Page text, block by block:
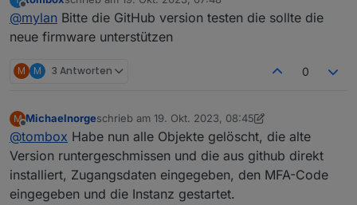
tapo.0
2023-09-16 14:53:06.970	debug	initResult
tapo.0
2023-09-16 14:53:06.969	error	97 Error Code:
tapo.0
2023-09-16 14:53:06.969	debug	Received
Offline zuletzt editiert von
@mylan Bitte die GitHub version testen die sollte die
neue firmware unterstützen
M M 3 Antworten 0
M
Offline
Michaelnorgeschrieb am 19. Okt. 2023, 08:45
zuletzt editiert von Michaelnorge
@tombox Habe nun alle Objekte gelöscht, die alte
Version runtergeschmissen und die aus github direkt
installiert, Zugangsdaten eingegeben, den MFA-Code
eingegeben und die Instanz gestartet.